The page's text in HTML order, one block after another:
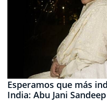
Esperamos que más
India: Abu Jani